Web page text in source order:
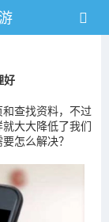
好
查找资料，不过
大大降低了我们
怎么解决？